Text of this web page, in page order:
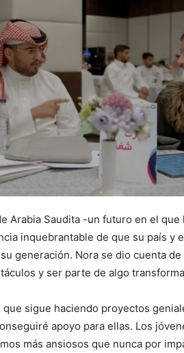
Arabia Saudita -un futuro en el
inquebrantable de que su país y
generación. Nora se dio cuenta
y ser parte de algo
sigue haciendo proyectos
apoyo para ellas. Los
más ansiosos que nunca por